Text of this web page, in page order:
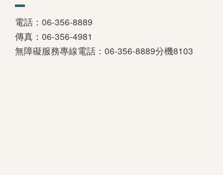
電話：06-356-8889
傳真：06-356-4981
無障礙服務專線電話：06-356-8889分機8103